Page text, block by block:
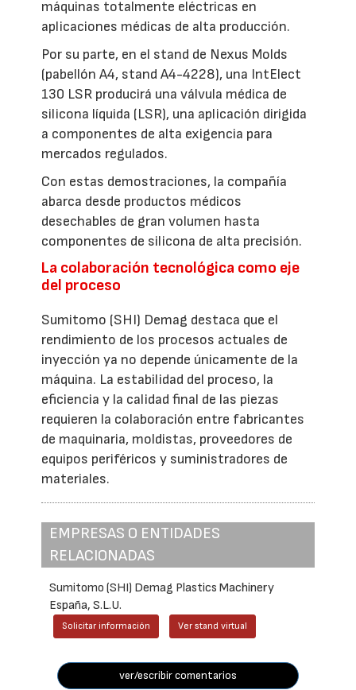
máquinas totalmente eléctricas en
aplicaciones médicas de alta producción.
Por su parte, en el stand de Nexus Molds
(pabellón A4, stand A4-4228), una IntElect
130 LSR producirá una válvula médica de
silicona líquida (LSR), una aplicación dirigida
a componentes de alta exigencia para
mercados regulados.
Con estas demostraciones, la compañía
abarca desde productos médicos
desechables de gran volumen hasta
componentes de silicona de alta precisión.
La colaboración tecnológica como eje
del proceso
Sumitomo (SHI) Demag destaca que el
rendimiento de los procesos actuales de
inyección ya no depende únicamente de la
máquina. La estabilidad del proceso, la
eficiencia y la calidad final de las piezas
requieren la colaboración entre fabricantes
de maquinaria, moldistas, proveedores de
equipos periféricos y suministradores de
materiales.
EMPRESAS O ENTIDADES
RELACIONADAS
Sumitomo (SHI) Demag Plastics Machinery
España, S.L.U.
Solicitar información Ver stand virtual
ver/escribir comentarios